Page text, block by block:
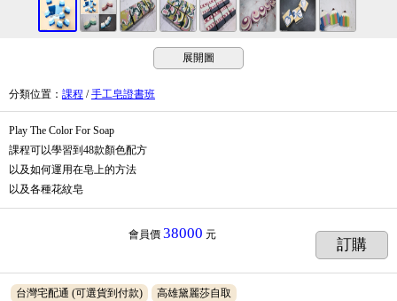
展開圖
分類位置 ： 課程 /手工皂證書班
Play The Color For Soap
課程可以學習到48款顏色配方
以及如何運用在皂上的方法
以及各種花紋皂
會員價 38000 元
訂購
台灣宅配通 (可選貨到付款) 高雄黛麗莎自取